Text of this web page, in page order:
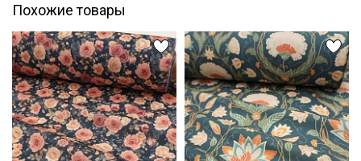
Похожие товары